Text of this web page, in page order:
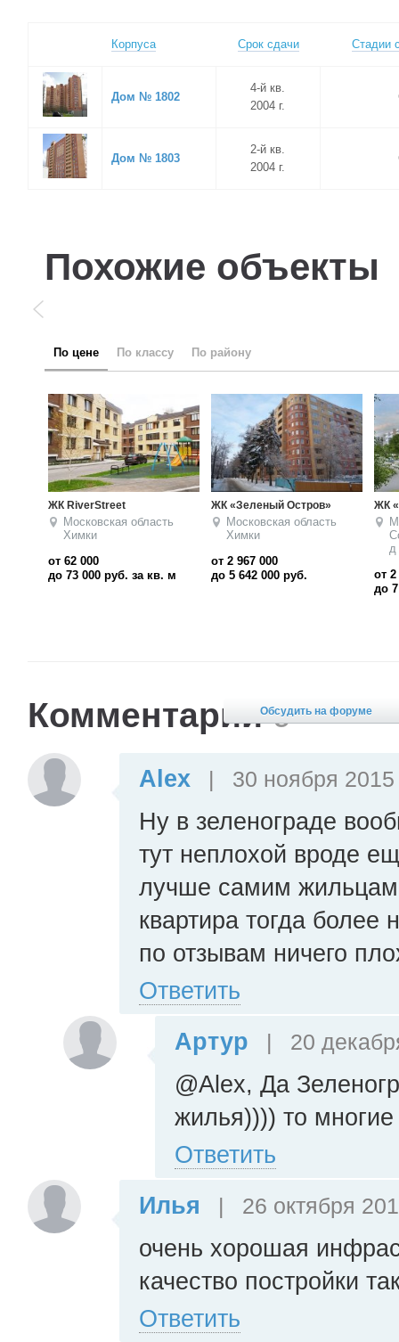
Корпуса Срок сдачи Стадии
Дом № 1802
4-й кв.
2004 г.
Дом № 1803
2-й кв.
2004 г.
Похожие объекты
по цене по классу по району
ЖК «Лебединое Озеро»
Московская область
Солнечногорский район
от 2 899 260
ЖК «Журавли»
Московская область
Красногорский район
от 15 570 300руб.
ЖК
д
от
до
Обсудить на форуме
Комментарии9
Alex | 30 ноября
Ну в зеленограде
тут неплохой вроде
лучше самим
квартира тогда более
по отзывам ничего
Ответить
Артур
| 20
@Alex, Да
жилья)))) то
Ответить
Илья
| 26 октября
очень хорошая
качество постройки
Ответить